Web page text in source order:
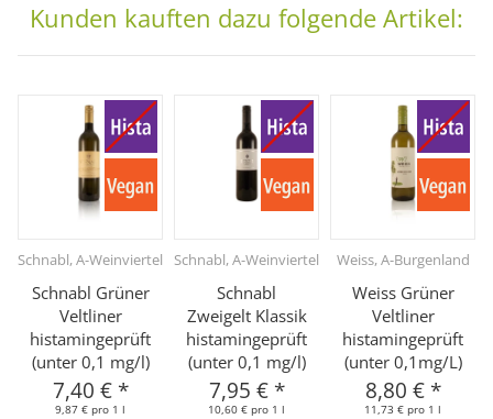
Kunden kauften dazu folgende Artikel:
Schnabl, A-Weinviertel
Schnabl Grüner
Veltliner
histamingeprüft
(unter 0,1 mg/l)
7,40 € *
9,87 € pro 1 l
Schnabl, A-Weinviertel
Schnabl
Zweigelt Klassik
histamingeprüft
(unter 0,1 mg/l)
7,95 € *
10,60 € pro 1 l
Weiss, A-Burgenland
Weiss Grüner
Veltliner
histamingeprüft
(unter 0,1mg/L)
8,80 € *
11,73 € pro 1 l